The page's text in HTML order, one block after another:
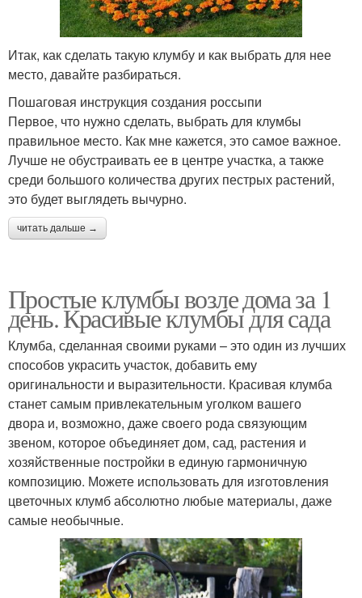
Итак, как сделать такую клумбу и как выбрать для нее
место, давайте разбираться.
Пошаговая инструкция создания россыпи
Первое, что нужно сделать, выбрать для клумбы
правильное место. Как мне кажется, это самое важное.
Лучше не обустраивать ее в центре участка, а также
среди большого количества других пестрых растений,
это будет выглядеть вычурно.
читать дальше →
Простые клумбы возле дома за 1
день. Красивые клумбы для сада
Клумба, сделанная своими руками – это один из лучших
способов украсить участок, добавить ему
оригинальности и выразительности. Красивая клумба
станет самым привлекательным уголком вашего
двора и, возможно, даже своего рода связующим
звеном, которое объединяет дом, сад, растения и
хозяйственные постройки в единую гармоничную
композицию. Можете использовать для изготовления
цветочных клумб абсолютно любые материалы, даже
самые необычные.